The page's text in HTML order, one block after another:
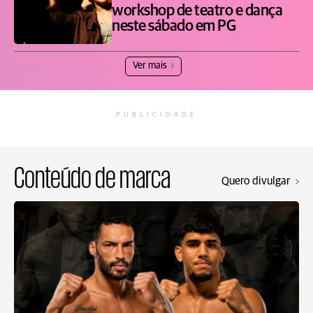
workshop de teatro e dança
neste sábado em PG
Ver mais
PUBLICIDADE
Conteúdo de marca Quero divulgar